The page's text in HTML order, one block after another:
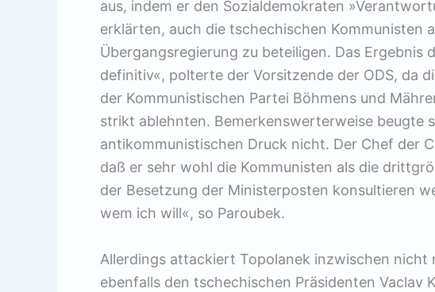
aus, indem er den Sozialdemokraten
erklärten, auch die tschechischen Kommunisten
Übergangsregierung zu beteiligen. Das Ergebnis
definitiv«, polterte der Vorsitzende der ODS, da
der Kommunistischen Partei Böhmens und
strikt ablehnten. Bemerkenswerterweise beugte
antikommunistischen Druck nicht. Der Chef der
daß er sehr wohl die Kommunisten als die
der Besetzung der Ministerposten konsultieren
wem ich will«, so Paroubek.
Allerdings attackiert Topolanek inzwischen nicht
ebenfalls den tschechischen Präsidenten Vaclav